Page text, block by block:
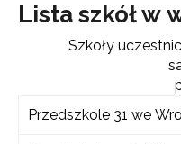
Lista szkół w
Szkoły
Przedszkole 31 we